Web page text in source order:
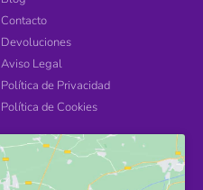
Contacto
Devoluciones
Aviso Legal
Política de Privacidad
Política de Cookies